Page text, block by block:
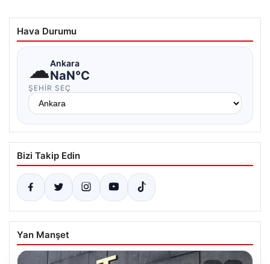
Hava Durumu
☁Ankara
NaN°C
ŞEHIR SEÇ
Bizi Takip Edin
Yan Manşet